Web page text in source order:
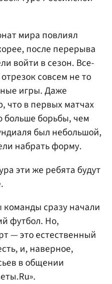
мира повлиял
после перерыва
войти в сезон. Все-
совсем не то
игры. Даже
что в первых матчах
больше борьбы, чем
был небольшой,
набрать форму.
эти же ребята будут
команды сразу начали
футбол. Но,
— это естественный
и, наверное,
в общении